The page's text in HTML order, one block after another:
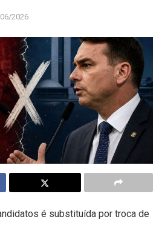
2026
é substituída por troca de